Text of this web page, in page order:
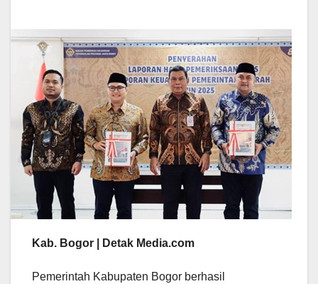
Kab. Bogor | Detak Media.com
Pemerintah Kabupaten Bogor berhasil